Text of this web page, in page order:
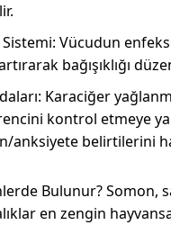
Sistemi: Vücudun
bağışıklığı
Karaciğer
kontrol etmeye
anksiyete belirtilerini
Bulunur? Somon,
en zengin